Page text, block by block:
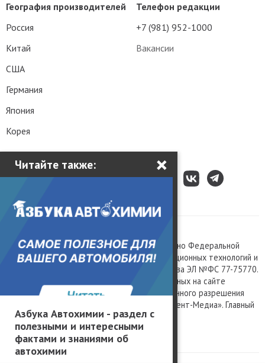
Читайте также: ×
Азбука Автохимии - раздел с
полезными и интересными
фактами и знаниями об
автохимии
Телефон редакции
+7 (981) 952-1000
Вакансии
География производителей
Россия
Китай
США
Германия
Япония
Корея
Сетевое издание «Kolesa.ru», зарегистрировано Федеральной
службой по надзору в сфере связи, информационных технологий и
массовых коммуникаций, номер свидетельства ЭЛ №ФС 77-75770.
Любое использование материалов, размещенных на сайте
www.kolesa.ru, допускается только с письменного разрешения
правообладателя. Учредитель ООО «Президент-Медиа». Главный
редактор Баландин М.А. 0+
Политика конфиденциальности